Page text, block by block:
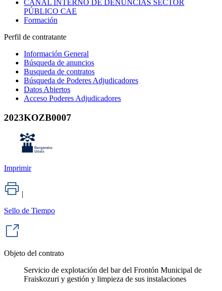
CANAL INTERNO DE DENUNCIAS SECTOR
PÚBLICO CAE
Formación
Perfil de contratante
Información General
Búsqueda de anuncios
Busqueda de contratos
Búsqueda de Poderes Adjudicadores
Datos Abiertos
Acceso Poderes Adjudicadores
2023KOZB0007
Imprimir
|
Sello de Tiempo
Objeto del contrato
Servicio de explotación del bar del Frontón Municipal de
Fraiskozuri y gestión y limpieza de sus instalaciones